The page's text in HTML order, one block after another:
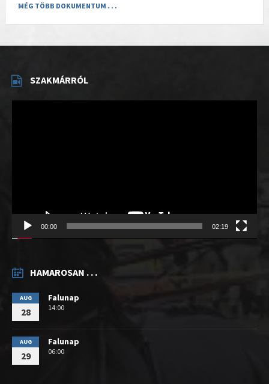
MÉG TÖBB DOKUMENTUM . . .
SZAKMÁRRÓL
00:00 02:19
HAMAROSAN . . .
AUG
28
Falunap
14:00
AUG
29
Falunap
06:00